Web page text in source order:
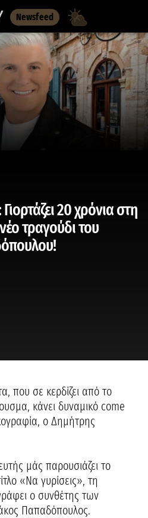
Newsfeed
20 χρόνια στη
τραγούδι του
που σε κερδίζει από το
κάνει δυναμικό come
o Δημήτρης
μάς παρουσιάζει το
«Να γυρίσεις», τη
ο συνθέτης των
Παπαδόπουλος.